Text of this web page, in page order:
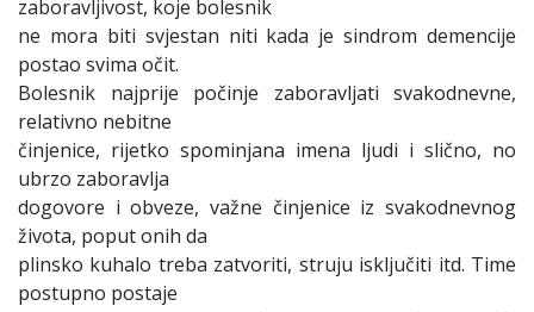
zaboravljivost, koje bolesnik
ne mora biti svjestan niti kada je sindrom demencije
postao svima očit.
Bolesnik najprije počinje zaboravljati svakodnevne,
relativno nebitne
činjenice, rijetko spominjana imena ljudi i slično, no
ubrzo zaboravlja
dogovore i obveze, važne činjenice iz svakodnevnog
života, poput onih da
plinsko kuhalo treba zatvoriti, struju isključiti itd. Time
postupno postaje